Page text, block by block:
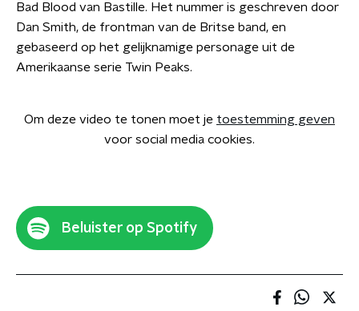
Bad Blood van Bastille. Het nummer is geschreven door
Dan Smith, de frontman van de Britse band, en
gebaseerd op het gelijknamige personage uit de
Amerikaanse serie Twin Peaks.
Om deze video te tonen moet je toestemming geven
voor social media cookies.
Beluister op Spotify